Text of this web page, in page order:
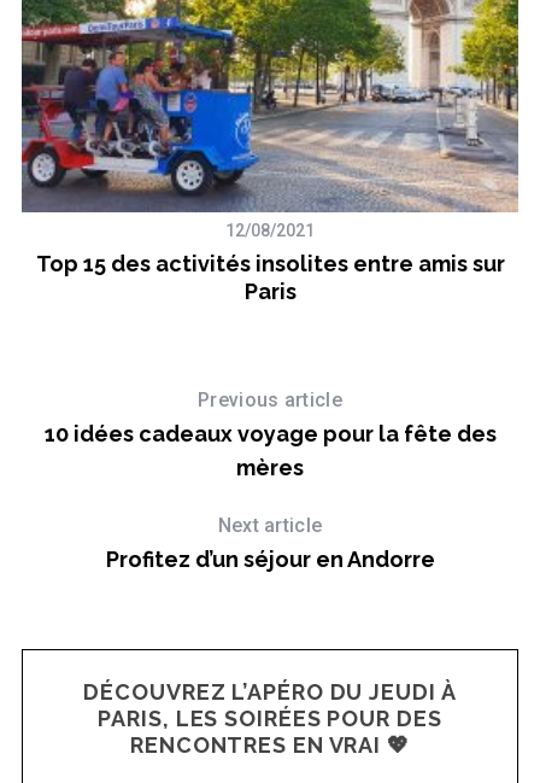
12/08/2021
Top 15 des activités insolites entre amis sur
Paris
Previous article
10 idées cadeaux voyage pour la fête des
mères
Next article
Profitez d’un séjour en Andorre
DÉCOUVREZ L’APÉRO DU JEUDI À
PARIS, LES SOIRÉES POUR DES
RENCONTRES EN VRAI 💖